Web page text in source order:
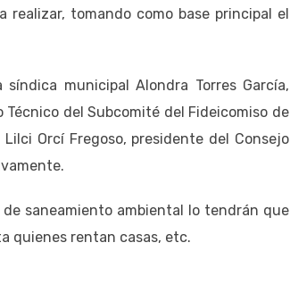
realizar, tomando como base principal el
municipal Alondra Torres García,
del Subcomité del Fideicomiso de
Orcí Fregoso, presidente del Consejo
saneamiento ambiental lo tendrán que
quienes rentan casas, etc.